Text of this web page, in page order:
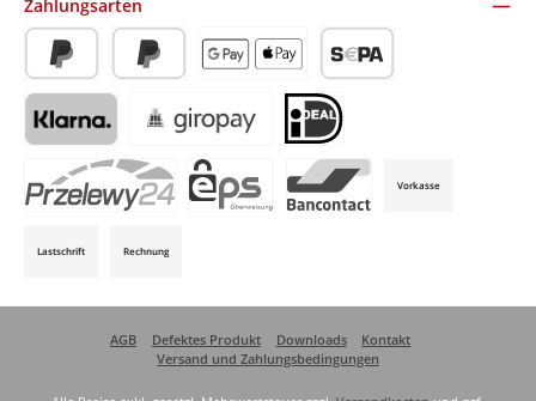
Zahlungsarten
PayPal Später BezahlenApple Pay / Google Pay (via Stripe)
SEPA-Lastschrift (via Stripe)
Klarna (via Stripe)Giropay (via Stripe) iDeal (via Stripe)
Vorkasse
Lastschrift Rechnung
AGB Defektes Produkt Downloads
Kontakt
Versand und Zahlungsbedingungen